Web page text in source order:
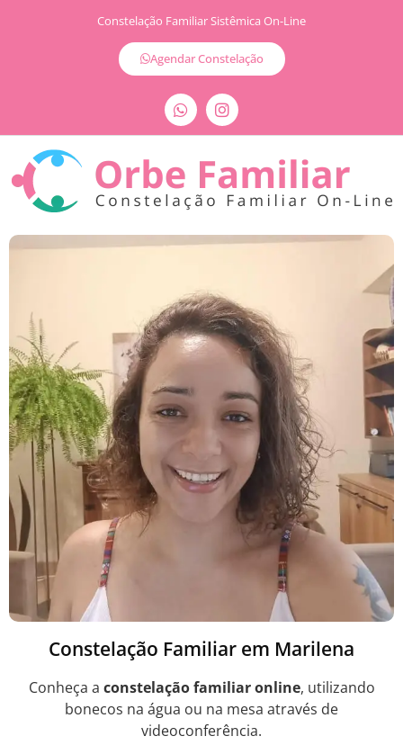
Constelação Familiar Sistêmica On-Line
Agendar Constelação
Constelação Familiar em Marilena
Conheça a constelação familiar online, utilizando
bonecos na água ou na mesa através de
videoconferência.